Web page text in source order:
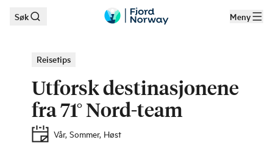
Hopp til hovedinnhold
Søk Meny
Reisetips
Utforsk destinasjonene
fra 71° Nord-team
Vår, Sommer, Høst